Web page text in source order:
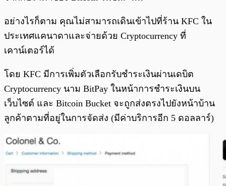
อย่างไรก็ตาม คุณไม่สามารถเดินเข้าไปที่ร้าน KFC ใน
ประเทศแคนาดาและจ่ายด้วย Cryptocurrency ที่
เคาน์เตอร์ได้
โดย KFC มีการเพิ่มตัวเลือกรับชำระเงินผ่านเดบิต
Cryptocurrency นาม BitPay ในหน้าการชำระเงินบน
เว็บไซต์ และ Bitcoin Bucket จะถูกส่งตรงไปยังหน้าบ้าน
ลูกค้าตามที่อยู่ในการจัดส่ง (มีค่าบริการอีก 5 ดอลลาร์)